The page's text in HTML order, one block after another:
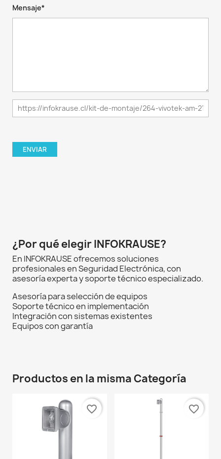
Mensaje*
¿Por qué elegir INFOKRAUSE?
En INFOKRAUSE ofrecemos soluciones
profesionales en Seguridad Electrónica, con
asesoría experta y soporte técnico especializado.
Asesoría para selección de equipos
Soporte técnico en implementación
Integración con sistemas existentes
Equipos con garantía
Productos en la misma Categoría
favorite_border favorite_border